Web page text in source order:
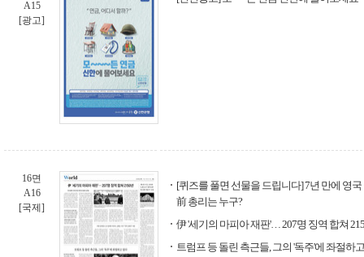
A15
[광고]
16면
A16
[국제]
[퀴즈를 풀면 선물을 드립니다] 7년 만에 영
前 총리는 누구?
伊 '세기의 마피아 재판'… 207명 징역 합쳐
트럼프 등 돌린 측근들, 그의 '독주'에 좌절하